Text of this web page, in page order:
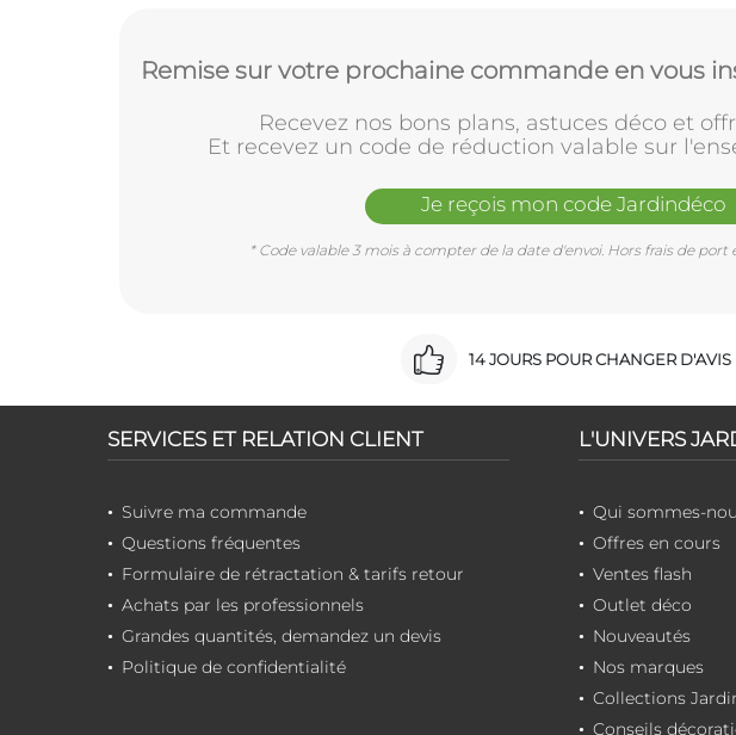
Remise sur votre prochaine commande en vous
Recevez nos bons plans, astuces déco et
Et recevez un code de réduction valable sur
Je reçois mon code Jardindéco
* Code valable 3 mois à compter de la date d'envoi. Hors frais de
14 JOURS POUR CHANGER D'AVIS
SERVICES ET RELATION CLIENT
Suivre ma commande
Questions fréquentes
Formulaire de rétractation & tarifs retour
Achats par les professionnels
Grandes quantités, demandez un devis
Politique de confidentialité
L'UNIVERS
Qui sommes-
Offres en cours
Ventes flash
Outlet déco
Nouveautés
Nos marques
Collections
Conseils